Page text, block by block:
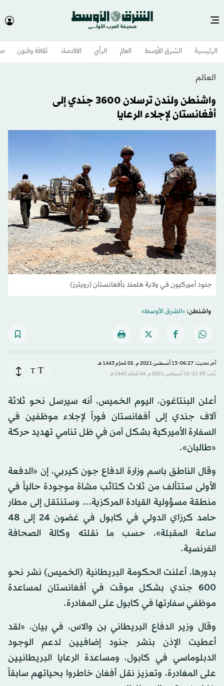
الرئيسية الشرق الأوسط​ العالم الرأي الاقتصاد ثقافة وفنون
العالم
واشنطن ولندن ترسلان 3600 جندي إلى
أفغانستان لإجلاء الرعايا
جنود أميركيون في ولاية هلمند بأفغانستان (رويترز)
واشنطن:«الشرق الأوسط»
آخر تحديث: 06:27-13 أغسطس 2021 م ـ 05 مُحرَّم 1443 هـ
نُشر: 21:59-12 أغسطس 2021 م ـ 04 مُحرَّم 1443 هـ
T
T
أعلن البنتاغون، اليوم الخميس، أنه سيرسل نحو ثلاثة
آلاف جندي إلى أفغانستان فوراً لإجلاء موظفين في
السفارة الأميركية بشكل آمن في ظل تنامي تهديد حركة
«طالبان».
وقال الناطق باسم وزارة الدفاع جون كيربي، إن «الدفعة
الأولى ستتألف من ثلاث كتائب مشاة موجودة حالياً في
منطقة مسؤولية القيادة المركزية... وستنتقل إلى مطار
حامد كرزاي الدولي في كابول في غضون 24 إلى 48
ساعة المقبلة»، حسب ما نقلته وكالة الصحافة
الفرنسية.
بدورها، أعلنت الحكومة البريطانية (الخميس) نشر نحو
600 جندي بشكل موقت في أفغانستان لمساعدة
موظفي سفارتها في كابول على المغادرة.
وقال وزير الدفاع البريطاني بن والاس، في بيان، «لقد
أعطيت الإذن بنشر جنود إضافيين لدعم الوجود
الدبلوماسي في كابول، ومساعدة الرعايا البريطانيين
على المغادرة، وتعزيز نقل أفغان خاطروا بحياتهم سابقاً